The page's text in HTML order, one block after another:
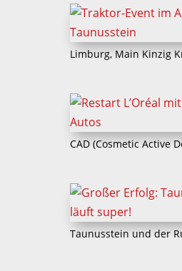
Limburg, Main Kinzig
CAD (Cosmetic Active
Taunusstein und der